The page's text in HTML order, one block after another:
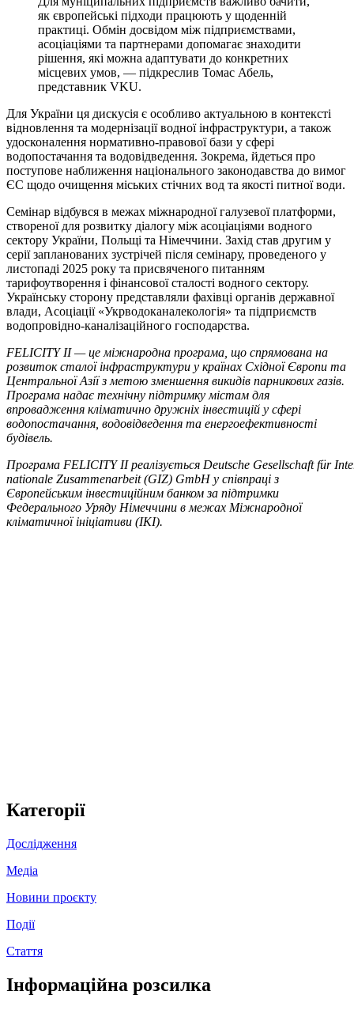
як європейські підходи працюють у щоденній
практиці. Обмін досвідом між підприємствами,
асоціаціями та партнерами допомагає знаходити
рішення, які можна адаптувати до конкретних
місцевих умов, — підкреслив Томас Абель,
представник VKU.
Для України ця дискусія є особливо актуальною в контексті
відновлення та модернізації водної інфраструктури, а також
удосконалення нормативно-правової бази у сфері
водопостачання та водовідведення. Зокрема, йдеться про
поступове наближення національного законодавства до вимог
ЄС щодо очищення міських стічних вод та якості питної води.
Семінар відбувся в межах міжнародної галузевої платформи,
створеної для розвитку діалогу між асоціаціями водного
сектору України, Польщі та Німеччини. Захід став другим у
серії запланованих зустрічей після семінару, проведеного у
листопаді 2025 року та присвяченого питанням
тарифоутворення і фінансової сталості водного сектору.
Українську сторону представляли фахівці органів державної
влади, Асоціації «Укрводоканалекологія» та підприємств
водопровідно-каналізаційного господарства.
FELICITY II— це міжнародна програма, що спрямована на
розвиток сталої інфраструктури у країнах Східної Європи та
Центральної Азії з метою зменшення викидів парникових газів.
Програма надає технічну підтримку містам для
впровадження кліматично дружніх інвестицій у сфері
водопостачання, водовідведення та енергоефективності
будівель.
Програма FELICITY IIреалізується Deutsche Gesellschaft für
na­tionale Zusam­me­nar­beit(GIZ) GmbHу співпраці з
Європейським інвестиційним банком за підтримки
Федерального Уряду Німеччини в межах Міжнародної
кліматичної ініціативи (IKI).
Категорії
Дослідження
Медіа
Новини проєкту
Події
Стаття
Інформаційна розсилка